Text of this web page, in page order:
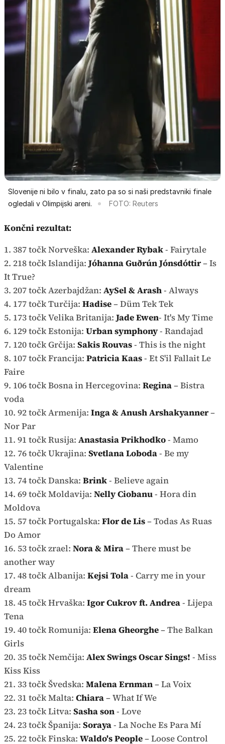
Slovenije ni bilo v finalu, zato pa so si naši predstavniki finale
ogledali v Olimpijski areni.
FOTO: Reuters
Končni rezultat:
1. 387 točk Norveška: Alexander Rybak- Fairytale
2. 218 točk Islandija: Jóhanna Guðrún Jónsdóttir– Is
It True?
3. 207 točk Azerbajdžan: AySel & Arash- Always
4. 177 točk Turčija: Hadise– Düm Tek Tek
5. 173 točk Velika Britanija: Jade Ewen- It's My Time
6. 129 točk Estonija: Urban symphony- Randajad
7. 120 točk Grčija: Sakis Rouvas- This is the night
8. 107 točk Francija: Patricia Kaas- Et S'il Fallait Le
Faire
9. 106 točk Bosna in Hercegovina: Regina– Bistra
voda
10. 92 točk Armenija: Inga & Anush Arshakyanner–
Nor Par
11. 91 točk Rusija: Anastasia Prikhodko- Mamo
12. 76 točk Ukrajina: Svetlana Loboda- Be my
Valentine
13. 74 točk Danska: Brink- Believe again
14. 69 točk Moldavija: Nelly Ciobanu- Hora din
Moldova
15. 57 točk Portugalska: Flor de Lis– Todas As Ruas
Do Amor
16. 53 točk zrael: Nora & Mira– There must be
another way
17. 48 točk Albanija: Kejsi Tola- Carry me in your
dream
18. 45 točk Hrvaška: Igor Cukrov ft. Andrea- Lijepa
Tena
19. 40 točk Romunija: Elena Gheorghe– The Balkan
Girls
20. 35 točk Nemčija: Alex Swings Oscar Sings! - Miss
Kiss Kiss
21. 33 točk Švedska: Malena Ernman– La Voix
22. 31 točk Malta: Chiara– What If We
23. 23 točk Litva: Sasha son- Love
24. 23 točk Španija: Soraya- La Noche Es Para Mí
25. 22 točk Finska: Waldo's People– Loose Control